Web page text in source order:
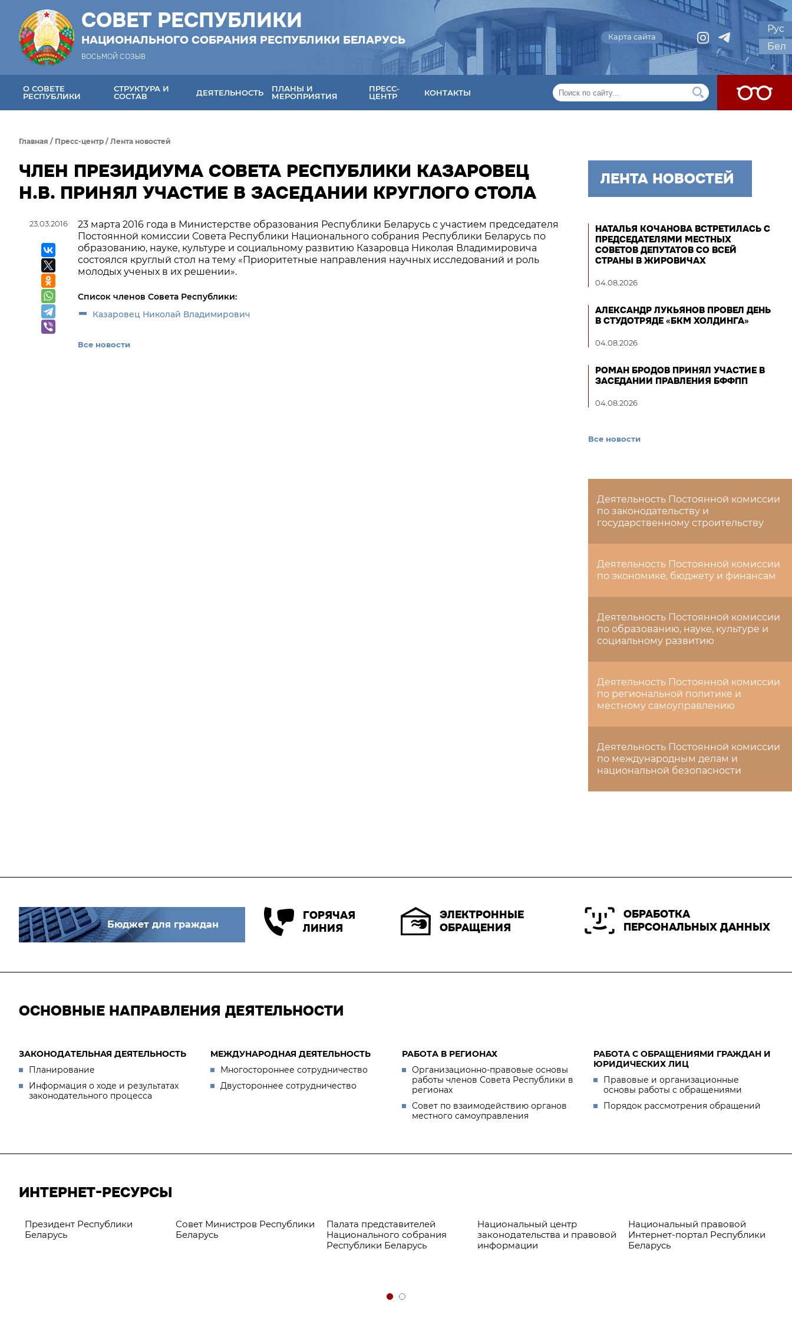
СОВЕТ РЕСПУБЛИКИ
НАЦИОНАЛЬНОГО СОБРАНИЯ РЕСПУБЛИКИ БЕЛАРУСЬ
ВОСЬМОЙ СОЗЫВ
Карта сайта
Рус
Бел
О СОВЕТЕ
РЕСПУБЛИКИ
СТРУКТУРА И
СОСТАВ
ДЕЯТЕЛЬНОСТЬ
ПЛАНЫ И
МЕРОПРИЯТИЯ
ПРЕСС-
ЦЕНТР
КОНТАКТЫ
Главная / Пресс-центр / Лента новостей
ЧЛЕН ПРЕЗИДИУМА СОВЕТА РЕСПУБЛИКИ КАЗАРОВЕЦ
Н.В. ПРИНЯЛ УЧАСТИЕ В ЗАСЕДАНИИ КРУГЛОГО СТОЛА
23.03.2016
23 марта 2016 года в Министерстве образования Республики Беларусь с участием председателя
Постоянной комиссии Совета Республики Национального собрания Республики Беларусь по
образованию, науке, культуре и социальному развитию Казаровца Николая Владимировича
состоялся круглый стол на тему «Приоритетные направления научных исследований и роль
молодых ученых в их решении».
Список членов Совета Республики:
Казаровец Николай Владимирович
Все новости
ЛЕНТА НОВОСТЕЙ
НАТАЛЬЯ КОЧАНОВА ВСТРЕТИЛАСЬ С
ПРЕДСЕДАТЕЛЯМИ МЕСТНЫХ
СОВЕТОВ ДЕПУТАТОВ СО ВСЕЙ
СТРАНЫ В ЖИРОВИЧАХ
04.08.2026
АЛЕКСАНДР ЛУКЬЯНОВ ПРОВЕЛ ДЕНЬ
В СТУДОТРЯДЕ «БКМ ХОЛДИНГА»
04.08.2026
РОМАН БРОДОВ ПРИНЯЛ УЧАСТИЕ В
ЗАСЕДАНИИ ПРАВЛЕНИЯ БФФПП
04.08.2026
Все новости
Деятельность Постоянной комиссии
по законодательству и
государственному строительству
Деятельность Постоянной комиссии
по экономике, бюджету и финансам
Деятельность Постоянной комиссии
по образованию, науке, культуре и
социальному развитию
Деятельность Постоянной комиссии
по региональной политике и
местному самоуправлению
Деятельность Постоянной комиссии
по международным делам и
национальной безопасности
Бюджет для граждан
ГОРЯЧАЯ
ЛИНИЯ
ЭЛЕКТРОННЫЕ
ОБРАЩЕНИЯ
ОБРАБОТКА
ПЕРСОНАЛЬНЫХ ДАННЫХ
ОСНОВНЫЕ НАПРАВЛЕНИЯ ДЕЯТЕЛЬНОСТИ
ЗАКОНОДАТЕЛЬНАЯ ДЕЯТЕЛЬНОСТЬ
Планирование
Информация о ходе и результатах
законодательного процесса
МЕЖДУНАРОДНАЯ ДЕЯТЕЛЬНОСТЬ
Многостороннее сотрудничество
Двустороннее сотрудничество
РАБОТА В РЕГИОНАХ
Организационно-правовые основы
работы членов Совета Республики в
регионах
Совет по взаимодействию органов
местного самоуправления
РАБОТА С ОБРАЩЕНИЯМИ ГРАЖДАН И
ЮРИДИЧЕСКИХ ЛИЦ
Правовые и организационные
основы работы с обращениями
Порядок рассмотрения обращений
ИНТЕРНЕТ-РЕСУРСЫ
Президент Республики
Беларусь
Совет Министров Республики
Беларусь
Палата представителей
Национального собрания
Республики Беларусь
Национальный центр
законодательства и правовой
информации
Национальный правовой
Интернет-портал Республики
Беларусь